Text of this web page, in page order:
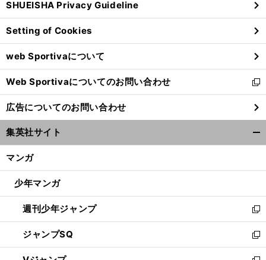
ィ
ン
ド
ウ
で
開
く
SHUEISHA Privacy Guideline
Setting of Cookies
web Sportivaについて
Web Sportivaについてのお問い合わせ
新
し
い
ウ
ィ
ン
ウ
開
く
広告についてのお問い合わせ
集英社サイト
マンガ
少年マンガ
週刊少年ジャンプ
新
し
い
ウ
ジャンプSQ
新
し